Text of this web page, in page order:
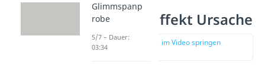
Induktiver Effekt Ursache
zur Stelle im Video springen
Glimmspanp
robe
5/7 – Dauer:
03:34